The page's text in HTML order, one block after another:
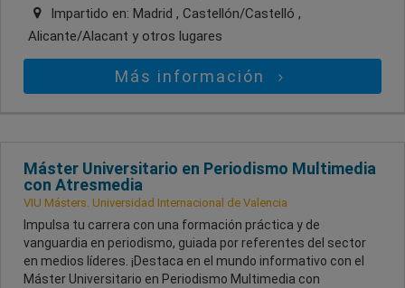
Impartido en: Madrid , Castellón/Castelló ,
Alicante/Alacant y otros lugares
Más información
Máster Universitario en Periodismo Multimedia
con Atresmedia
VIU Másters. Universidad Internacional de Valencia
Impulsa tu carrera con una formación práctica y de
vanguardia en periodismo, guiada por referentes del sector
en medios líderes. ¡Destaca en el mundo informativo con el
Máster Universitario en Periodismo Multimedia con